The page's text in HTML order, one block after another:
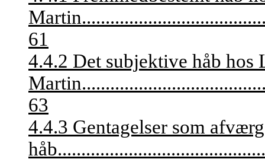
Martin
61
4.4.2 Det subjektive håb hos
Martin
63
4.4.3 Gentagelser som